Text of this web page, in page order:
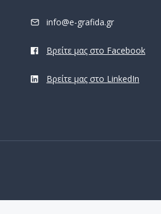
info@e-grafida.gr
Βρείτε μας στο Facebook
Βρείτε μας στο LinkedIn